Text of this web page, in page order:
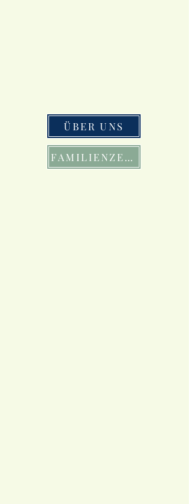
ÜBER UNS
FAMILIENZEIT